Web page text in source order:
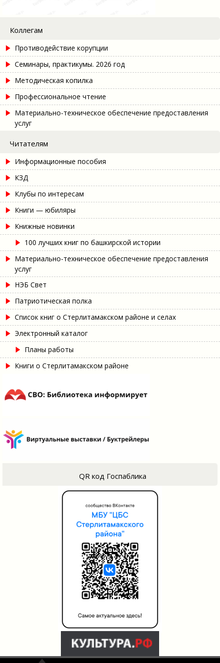
Коллегам
Противодействие корупции
Семинары, практикумы. 2026 год
Методическая копилка
Профессиональное чтение
Материально-техническое обеспечение предоставления
услуг
Читателям
Информационные пособия
КЗД
Клубы по интересам
Книги — юбиляры
Книжные новинки
100 лучших книг по башкирской истории
Материально-техническое обеспечение предоставления
услуг
НЭБ Свет
Патриотическая полка
Список книг о Стерлитамакском районе и селах
Электронный каталог
Планы работы
Книги о Стерлитамакском районе
QR код Госпаблика